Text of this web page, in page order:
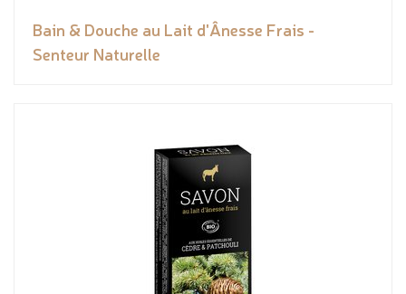
Bain & Douche au Lait d'Ânesse Frais -
Senteur Naturelle